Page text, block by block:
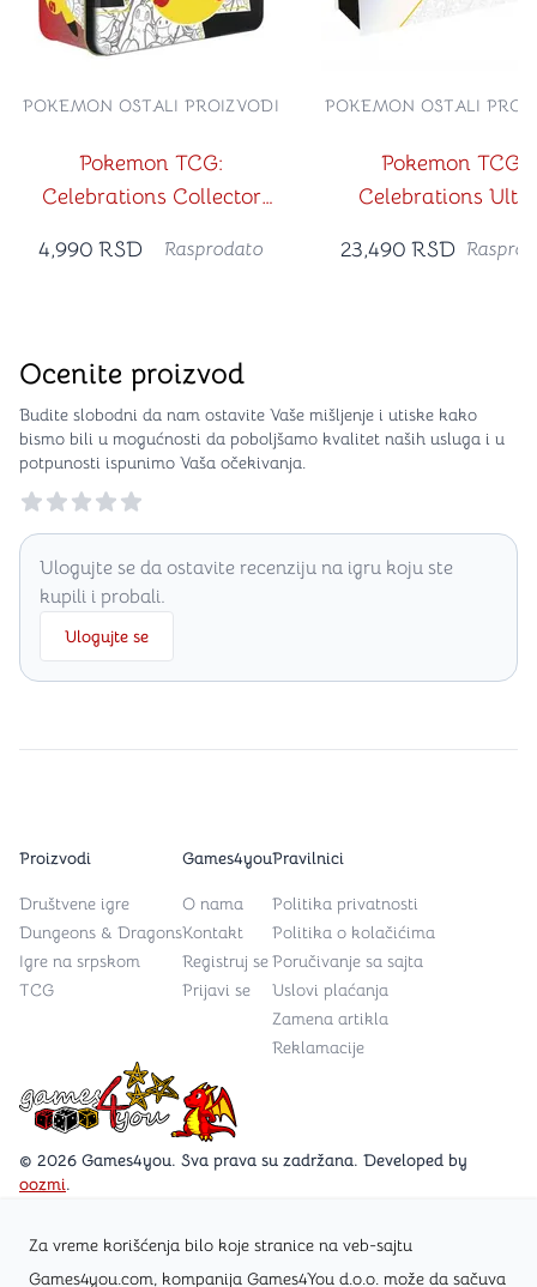
Za vreme korišćenja bilo koje stranice na veb-sajtu
Games4you.com, kompanija Games4You d.o.o. može da sačuva
Pokemon TCG:
Celebrations Collector
POKEMON OSTALI PROIZVODI
4,990 RSD Rasprodato
Pokemon TCG:
Celebrations
POKEMON OSTALI
23,490 RSD
Ocenite proizvod
Budite slobodni da nam ostavite Vaše mišljenje i utiske kako
bismo bili u mogućnosti da poboljšamo kvalitet naših usluga i u
potpunosti ispunimo Vaša očekivanja.
Reviews
Ulogujte se da ostavite recenziju na igru koju ste
kupili i probali.
Ulogujte se
Games4you logo
© 2026 Games4you. Sva prava su zadržana. Developed by
oozmi.
Posetite Facebook stranicu /Games4you.rs
Proizvodi
Društvene igre
Dungeons & Dragons
Igre na srpskom
TCG
Games4you
O nama
Kontakt
Registruj se
Prijavi se
Pravilnici
Politika privatnosti
Politika o kolačićima
Poručivanje sa sajta
Uslovi plaćanja
Zamena artikla
Reklamacije